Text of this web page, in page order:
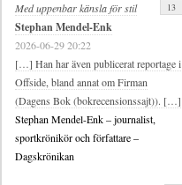
Med uppenbar känsla för stil
Stephan Mendel-Enk
2026-06-29 20:22
[…] Han har även publicerat reportage i
Offside, bland annat om Firman
(Dagens Bok (bokrecensionssajt)). […]
Stephan Mendel-Enk – journalist,
sportkrönikör och författare –
Dagskrönikan
13